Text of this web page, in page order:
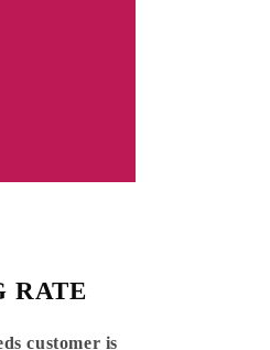
RATE
customer is